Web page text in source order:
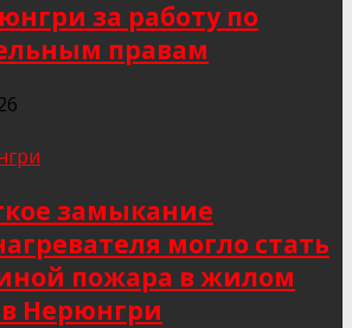
за работу по
правам
замыкание
могло стать
пожара в жилом
Нерюнгри